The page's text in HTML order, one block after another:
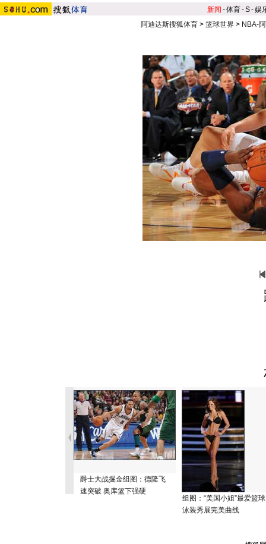
新闻 -体育-S-娱
阿迪达斯搜狐体育 > 篮球世界 > NBA-
爵士大战掘金组图：德隆飞
速突破 奥库篮下强硬
组图：“美国小姐”最爱篮球
泳装秀展完美曲线